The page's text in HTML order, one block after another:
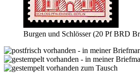
Burgen und Schlösser (20 Pf BRD